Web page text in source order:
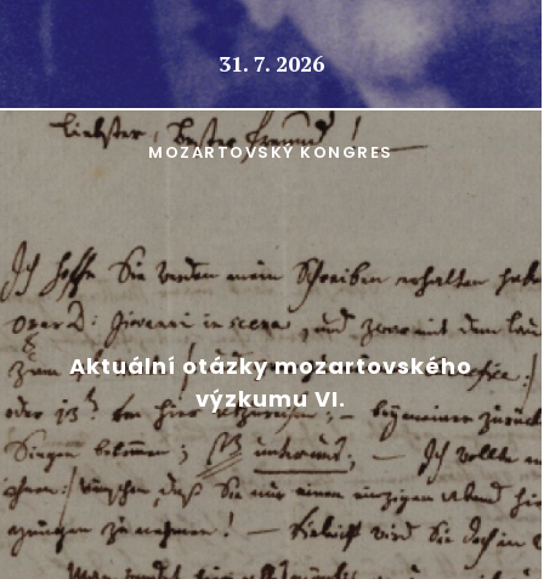
31. 7. 2026
Aktuální otázky mozartovského
výzkumu VI.
MOZARTOVSKÝ KONGRES